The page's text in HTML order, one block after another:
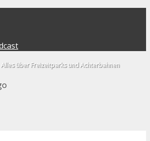
Alles über Freizeitparks und Achterbahnen